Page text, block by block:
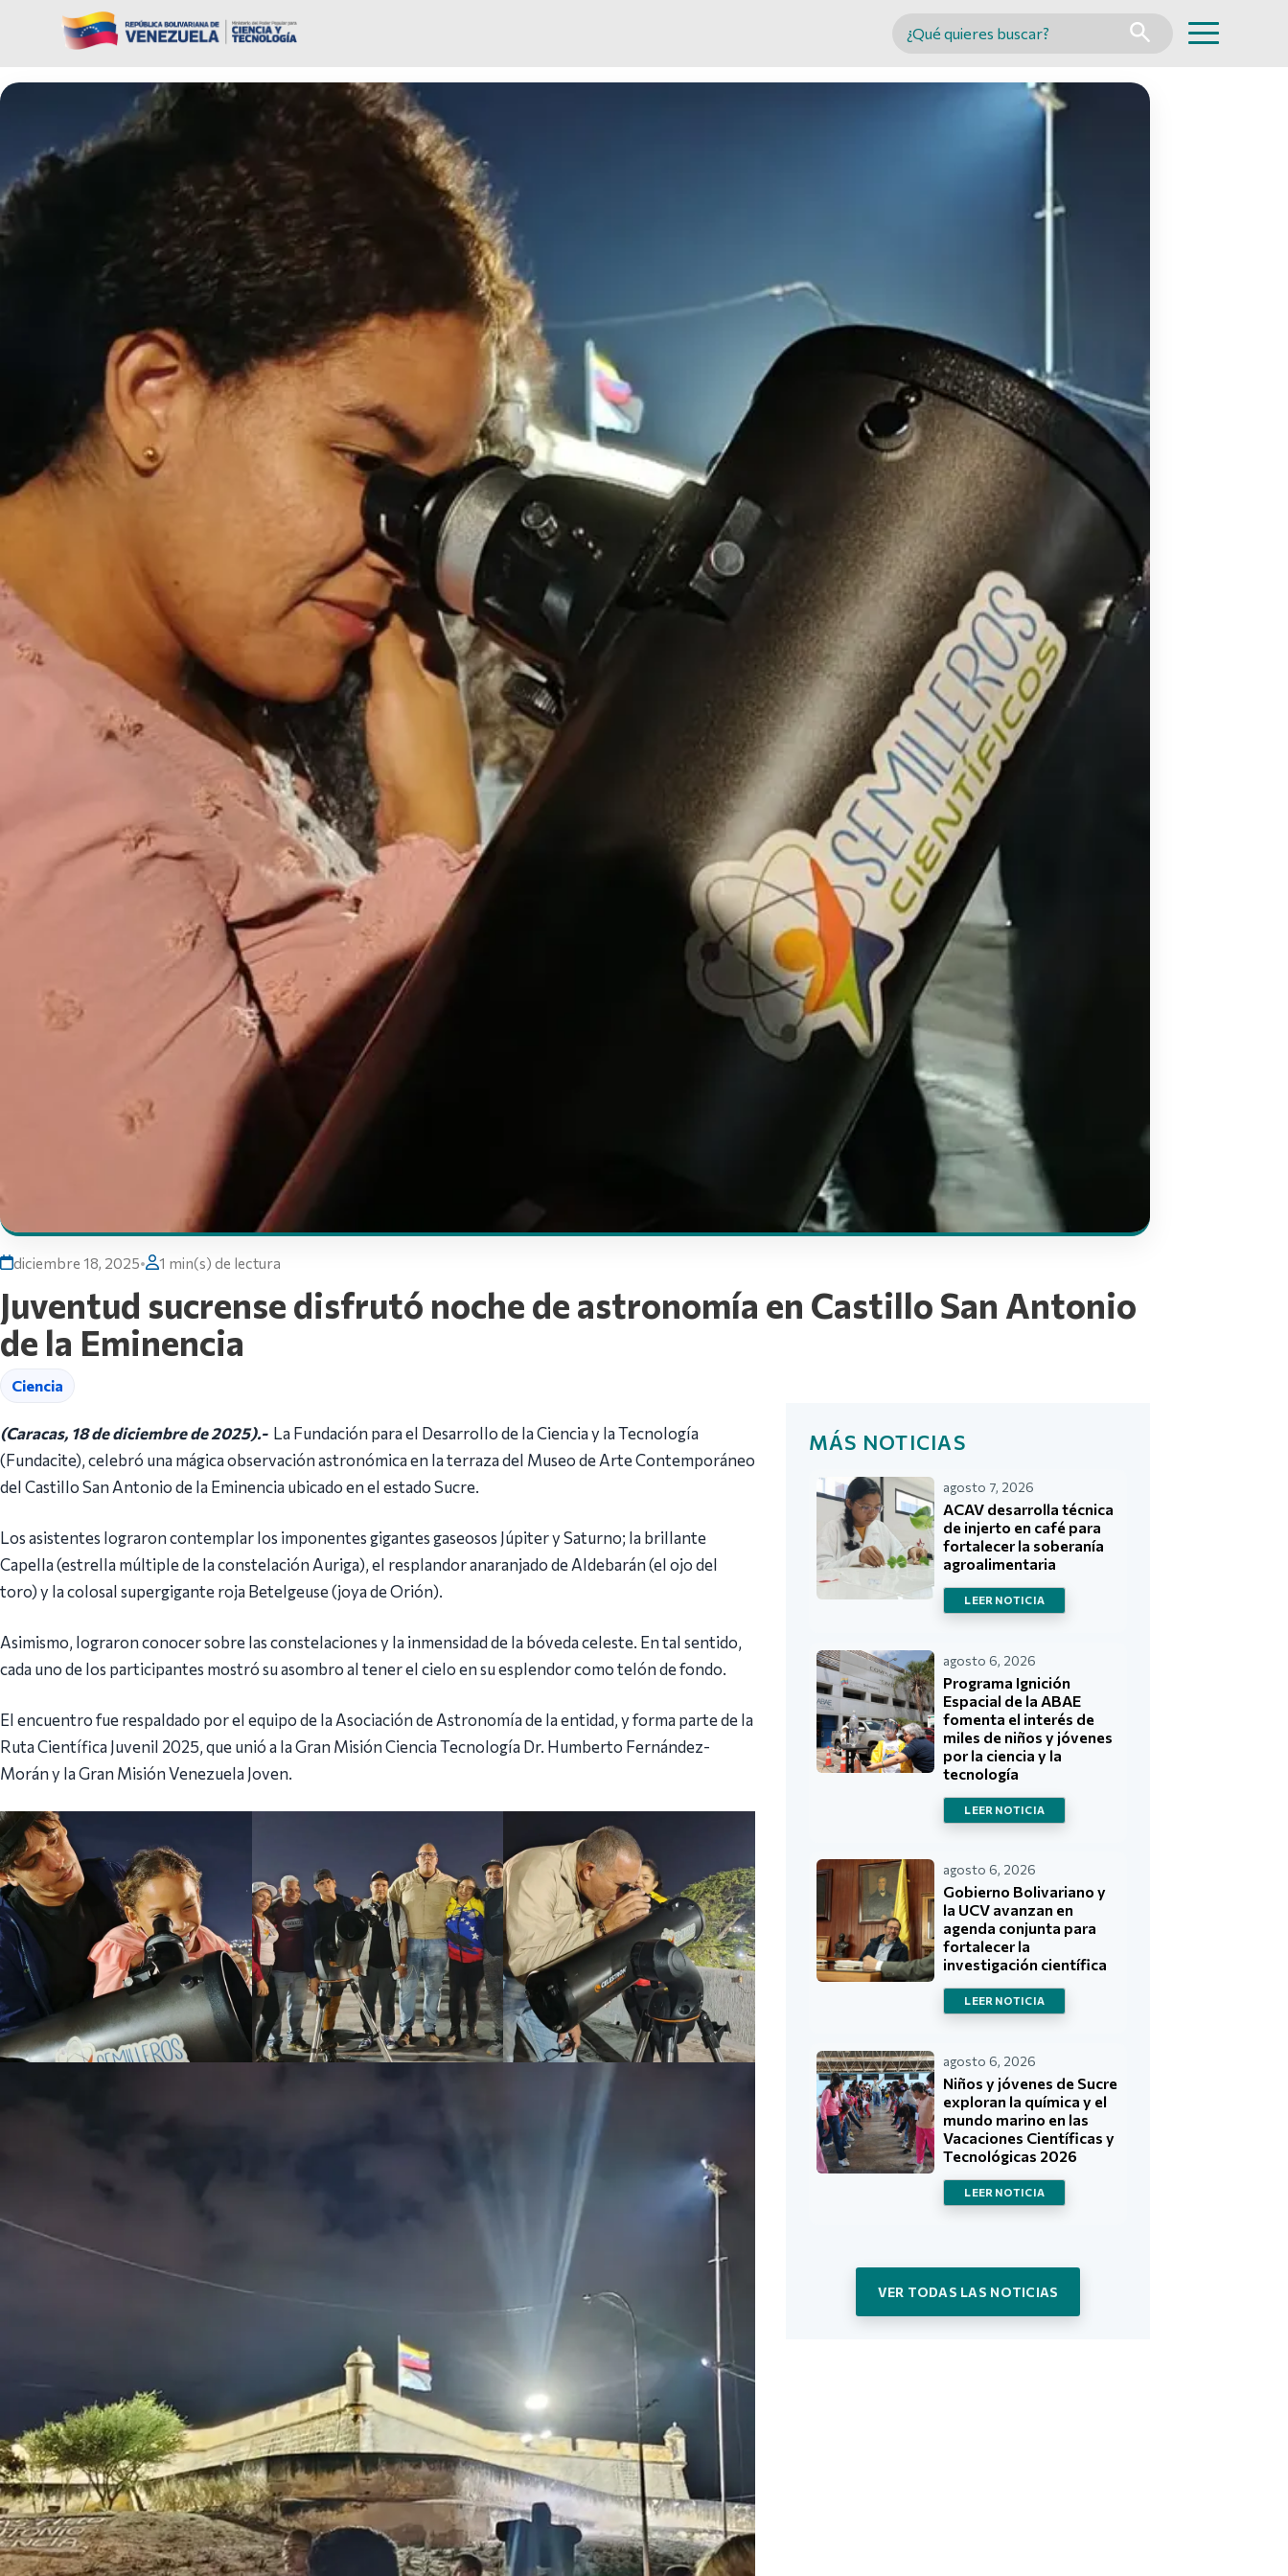
Buscar en MINCYT
diciembre 18, 2025• 1 min(s) de lectura
Juventud sucrense disfrutó noche de astronomía en Castillo San Antonio
de la Eminencia
Ciencia
(Caracas, 18 de diciembre de 2025).-La Fundación para el Desarrollo de la Ciencia y la Tecnología
(Fundacite), celebró una mágica observación astronómica en la terraza del Museo de Arte Contemporáneo
del Castillo San Antonio de la Eminencia ubicado en el estado Sucre.
Los asistentes lograron contemplar los imponentes gigantes gaseosos Júpiter y Saturno; la brillante
Capella (estrella múltiple de la constelación Auriga), el resplandor anaranjado de Aldebarán (el ojo del
toro) y la colosal supergigante roja Betelgeuse (joya de Orión).
Asimismo, lograron conocer sobre las constelaciones y la inmensidad de la bóveda celeste. En tal sentido,
cada uno de los participantes mostró su asombro al tener el cielo en su esplendor como telón de fondo.
El encuentro fue respaldado por el equipo de la Asociación de Astronomía de la entidad, y forma parte de la
Ruta Científica Juvenil 2025, que unió a la Gran Misión Ciencia Tecnología Dr. Humberto Fernández-
Morán y la Gran Misión Venezuela Joven.
MÁS NOTICIAS
agosto 7, 2026
ACAV desarrolla técnica
de injerto en café para
fortalecer la soberanía
agroalimentaria
LEER NOTICIA
agosto 6, 2026
Programa Ignición
Espacial de la ABAE
fomenta el interés de
miles de niños y jóvenes
por la ciencia y la
tecnología
LEER NOTICIA
agosto 6, 2026
Gobierno Bolivariano y
la UCV avanzan en
agenda conjunta para
fortalecer la
investigación científica
LEER NOTICIA
agosto 6, 2026
Niños y jóvenes de Sucre
exploran la química y el
mundo marino en las
Vacaciones Científicas y
Tecnológicas 2026
LEER NOTICIA
VER TODAS LAS NOTICIAS